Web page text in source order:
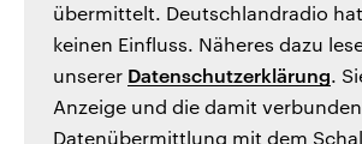
übermittelt. Deutschlandradio
keinen Einfluss. Näheres dazu
unserer Datenschutzerklärung.
Anzeige und die damit
Datenübermittlung mit dem